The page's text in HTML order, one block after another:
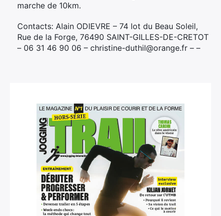
marche de 10km.
Contacts: Alain ODIEVRE – 74 lot du Beau Soleil,
Rue de la Forge, 76490 SAINT-GILLES-DE-CRETOT
– 06 31 46 90 06 – christine-duthil@orange.fr – –